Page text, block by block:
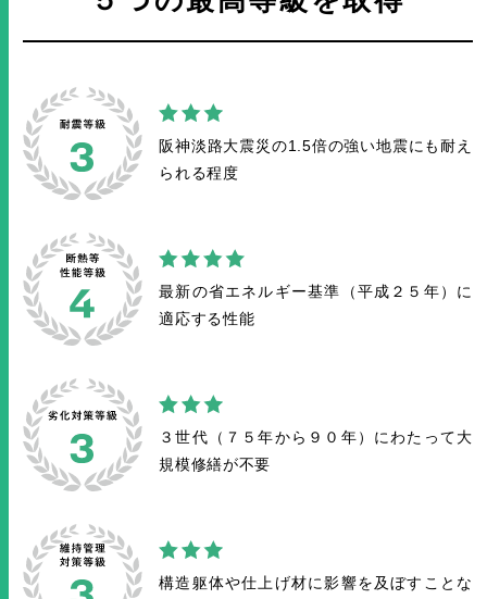
阪神淡路大震災の1.5倍の強い地震にも耐え
られる程度
最新の省エネルギー基準 （平成２５年）に
適応する性能
３世代（７５年から９０年） にわたって大
規模修繕が不要
構造躯体や仕上げ材に影響を及ぼすことな